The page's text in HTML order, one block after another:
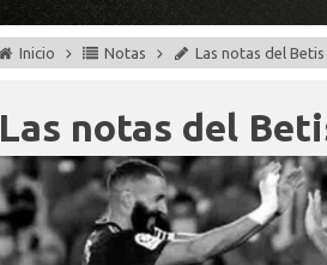
Inicio Notas Las notas del
Las notas del